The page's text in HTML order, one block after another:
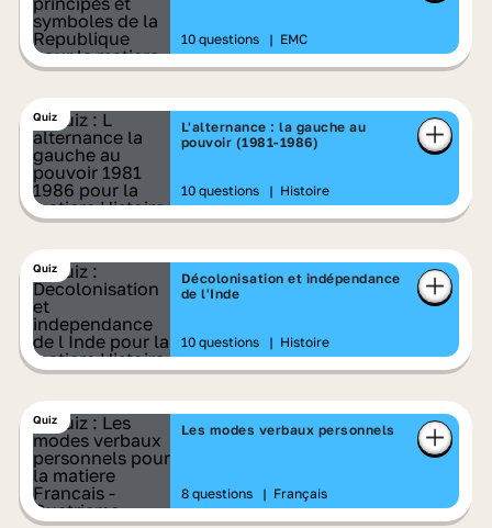
10 questions | EMC
Quiz
L'alternance : la gauche au
pouvoir (1981-1986)
10 questions | Histoire
Quiz
Décolonisation et indépendance
de l'Inde
10 questions | Histoire
Quiz
Les modes verbaux personnels
8 questions | Français